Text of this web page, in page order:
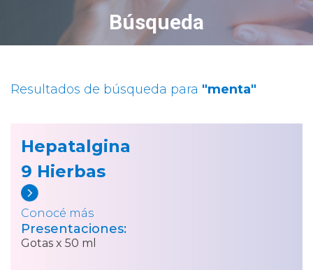
Búsqueda
Resultados de búsqueda para "menta"
Hepatalgina
9 Hierbas
Conocé más
Presentaciones:
Gotas x 50 ml